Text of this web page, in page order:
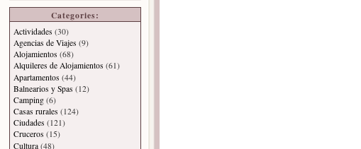
Categories:
Actividades (30)
Agencias de Viajes (9)
Alojamientos (68)
Alquileres de Alojamientos (61)
Apartamentos (44)
Balnearios y Spas (12)
Camping (6)
Casas rurales (124)
Ciudades (121)
Cruceros (15)
Cultura (48)